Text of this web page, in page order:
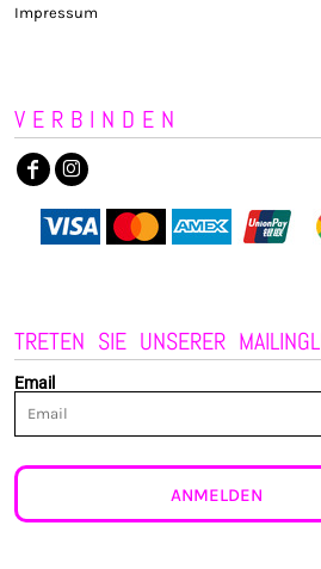
Impressum
VERBINDEN
TRETEN SIE UNSERER
Email
ANMELDEN